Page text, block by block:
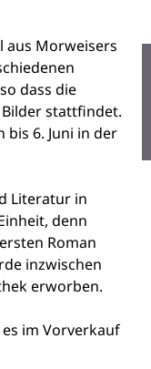
aus Morweisers
dass die
stattfindet.
bis 6. Juni in der
Literatur in
denn
Roman
inzwischen
erworben.
im Vorverkauf